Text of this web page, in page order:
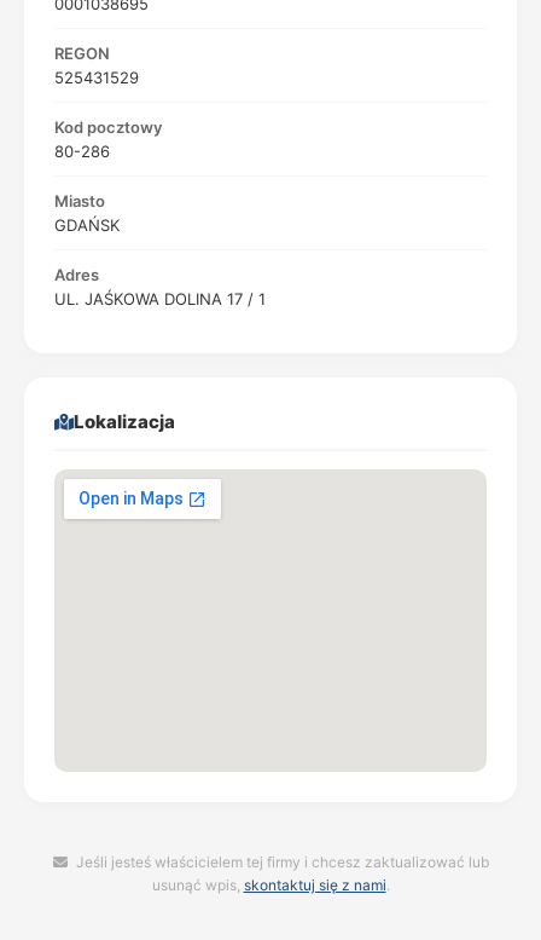
REGON
525431529
Kod pocztowy
80-286
Miasto
GDAŃSK
Adres
UL. JAŚKOWA DOLINA 17 / 1
Lokalizacja
Jeśli jesteś właścicielem tej firmy i chcesz zaktualizować lub
usunąć wpis, skontaktuj się z nami.